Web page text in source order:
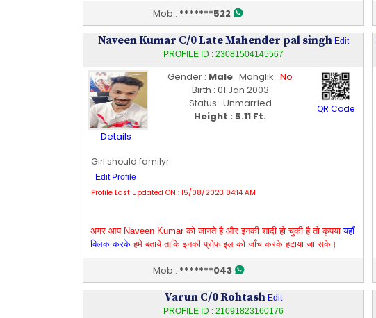
Profile Last Updated ON : 31/08/2023 12:42 PM
Mob : *******522
Naveen Kumar C/0 Late Mahender pal singh Edit
PROFILE ID : 23081504145567
Details
Gender : Male Manglik : No
Birth : 01 Jan 2003
Status : Unmarried
Height : 5.11 Ft.
QR Code
Girl should familyr
Edit Profile
Profile Last Updated ON : 15/08/2023 04:14 AM
अगर आप Naveen Kumar को जानते है और इनकी शादी हो चुकी है तो कृपयायहाँ
क्लिक करकेहमे बताये ताकि इनकी प्रोफाइल को जाँच करके हटाया जा सके।
Mob : *******043
Varun C/0 Rohtash Edit
PROFILE ID : 21091823160176